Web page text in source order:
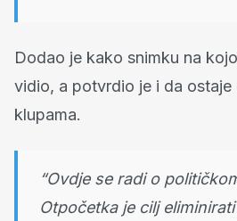
Dodao je kako snimku na
vidio, a potvrdio je i da ostaje
klupama.
“Ovdje se radi o
Otpočetka je cilj eliminirati